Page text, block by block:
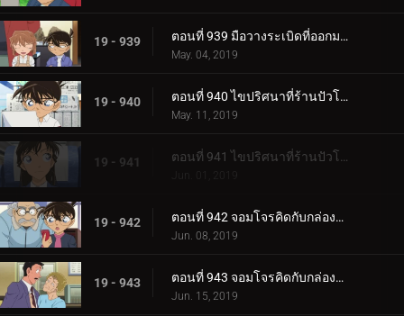
19 - 939 ตอนที่ 939 มือวางระเบิดที่ออกมาจากหนังสือภาพ (ตอนจบ)
May. 04, 2019
19 - 940 ตอนที่ 940 ไขปริศนาที่ร้านปัวโรต์ (ตอนแรก)
May. 11, 2019
19 - 941 ตอนที่ 941 ไขปริศนาที่ร้านปัวโรต์ (ตอนจบ)
Jun. 01, 2019
19 - 942 ตอนที่ 942 จอมโจรคิดกับกล่องปริศนา (ตอนแรก)
Jun. 08, 2019
19 - 943 ตอนที่ 943 จอมโจรคิดกับกล่องปริศนา (ตอนจบ)
Jun. 15, 2019